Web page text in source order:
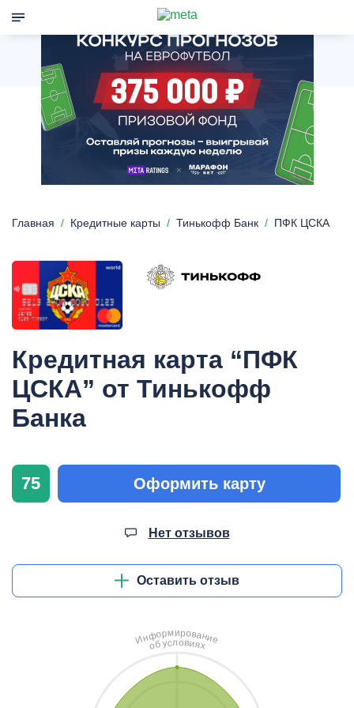
Главная Кредитные карты Тинькофф Банк ПФК ЦСКА
Кредитная карта “ПФК
ЦСКА” от Тинькофф
Банка
75 Оформить карту
Нет отзывов
Оставить отзыв
Информирование
обусловиях